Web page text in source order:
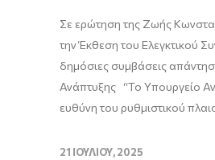
Σε ερώτηση της Ζωής
την Έκθεση του Ελεγκτικού
δημόσιες συμβάσεις
Ανάπτυξης “Το Υπουργείο
ευθύνη του ρυθμιστικού
21 ΙΟΥΛΊΟΥ, 2025